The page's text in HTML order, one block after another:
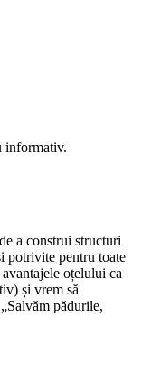
informativ.
a construi structuri
potrivite pentru toate
oțelului ca
și vrem să
pădurile,